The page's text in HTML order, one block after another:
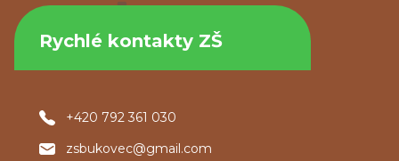
Rychlé kontakty ZŠ
+420 792 361 030
zsbukovec@gmail.com